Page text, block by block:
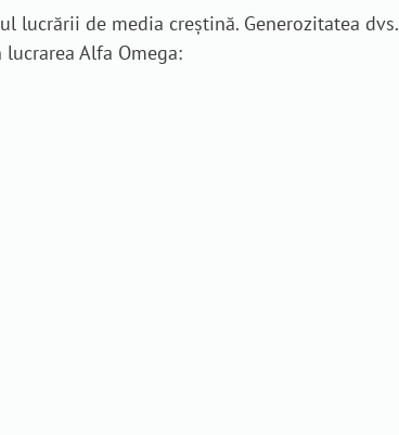
lucrării de media creștină. Generozitatea dvs.
Alfa Omega: